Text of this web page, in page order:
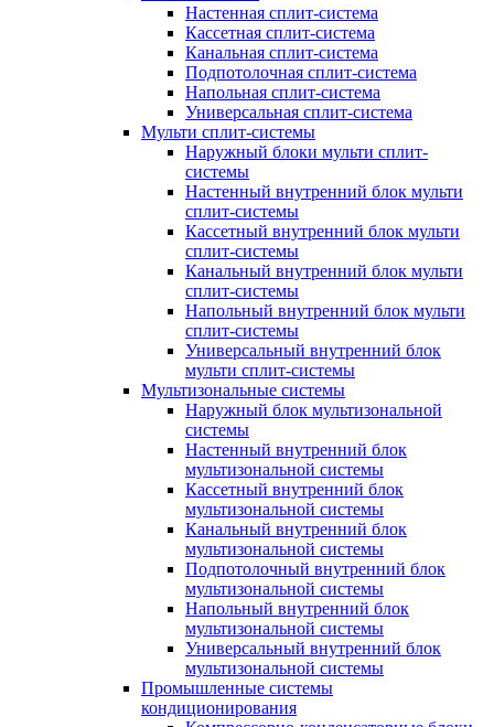
Настенная сплит-система
Кассетная сплит-система
Канальная сплит-система
Подпотолочная сплит-система
Напольная сплит-система
Универсальная сплит-система
Мульти сплит-системы
Наружный блоки мульти сплит-
системы
Настенный внутренний блок мульти
сплит-системы
Кассетный внутренний блок мульти
сплит-системы
Канальный внутренний блок мульти
сплит-системы
Напольный внутренний блок мульти
сплит-системы
Универсальный внутренний блок
мульти сплит-системы
Мультизональные системы
Наружный блок мультизональной
системы
Настенный внутренний блок
мультизональной системы
Кассетный внутренний блок
мультизональной системы
Канальный внутренний блок
мультизональной системы
Подпотолочный внутренний блок
мультизональной системы
Напольный внутренний блок
мультизональной системы
Универсальный внутренний блок
мультизональной системы
Промышленные системы
кондиционирования